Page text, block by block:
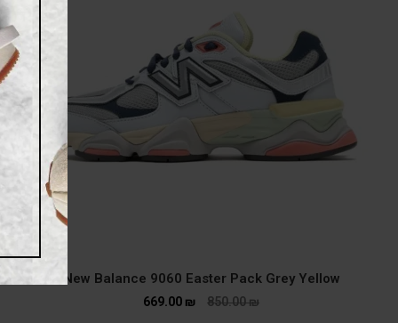
New Balance 9060 Easter Pack Grey Yellow
850.00₪
669.00 ₪